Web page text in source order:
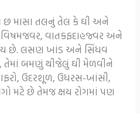
છ માસા તલનું તેલ કે ઘી અને
વાતકફદાહજ્વર અને
થાય છે. લસણ ખાંડ અને સિંધવ
બમણું થીજેલું ઘી મેળવીને
ઉદરશૂળ, ઉધરસ-ખાંસી,
મટે છે તેમજ ક્ષય રોગમાં પણ